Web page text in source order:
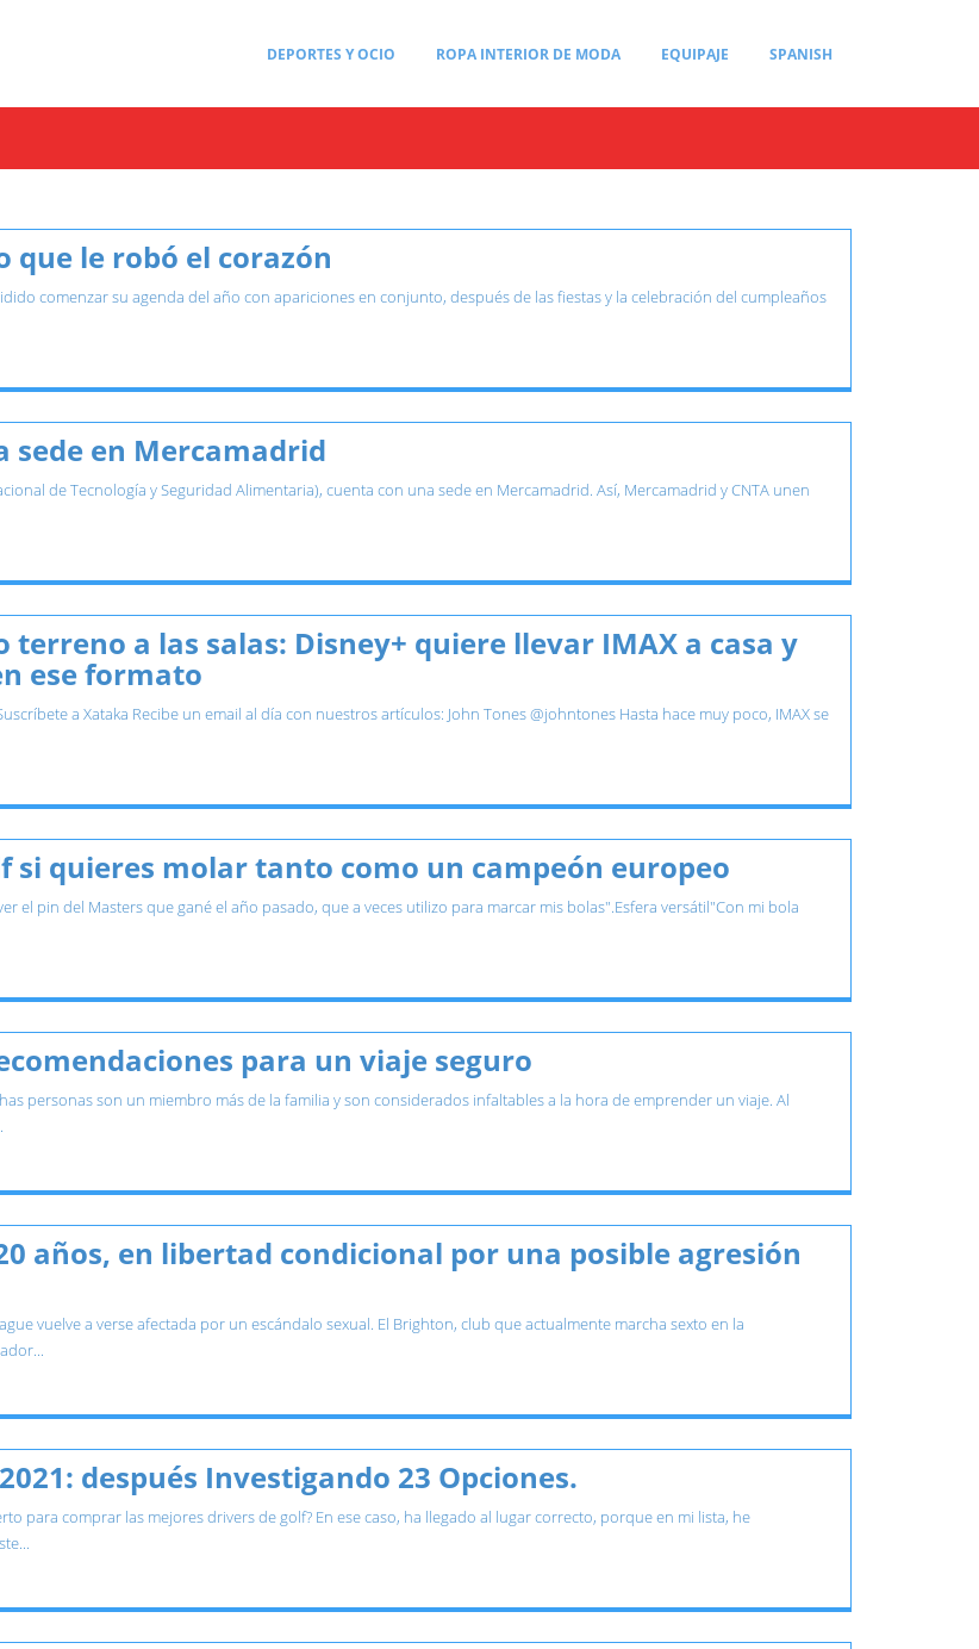
DEPORTES Y OCIO ROPA INTERIOR DE MODA EQUIPAJE SPANISH
que le robó el corazón
comenzar su agenda del año con apariciones en conjunto, después de las fiestas y la celebración del cumpleaños
sede en Mercamadrid
de Tecnología y Seguridad Alimentaria), cuenta con una sede en Mercamadrid. Así, Mercamadrid y CNTA unen
terreno a las salas: Disney+ quiere llevar IMAX a casa y
ese formato
a Xataka Recibe un email al día con nuestros artículos: John Tones @johntones Hasta hace muy poco, IMAX se
si quieres molar tanto como un campeón europeo
el pin del Masters que gané el año pasado, que a veces utilizo para marcar mis bolas".Esfera versátil"Con mi bola
para un viaje seguro
personas son un miembro más de la familia y son considerados infaltables a la hora de emprender un viaje. Al
años, en libertad condicional por una posible agresión
vuelve a verse afectada por un escándalo sexual. El Brighton, club que actualmente marcha sexto en la
después Investigando 23 Opciones.
para comprar las mejores drivers de golf? En ese caso, ha llegado al lugar correcto, porque en mi lista, he